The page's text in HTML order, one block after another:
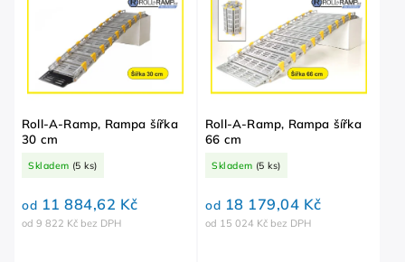
Abecedně
Roll-A-Ramp, Rampa šířka
30 cm
Skladem (5 ks)
od 9 822 Kč bez DPH
od 11 884,62 Kč
Roll-A-Ramp, Rampa šířka
66 cm
Skladem (5 ks)
od 15 024 Kč bez DPH
od 18 179,04 Kč